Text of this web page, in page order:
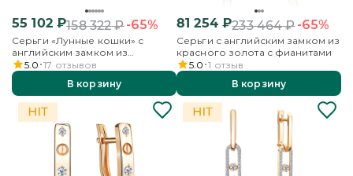
55 102₽158 322₽-65%
Серьги «Лунные кошки» с
английским замком из
красного золота с фианитом
5.0 17 отзывов
В корзину
81 254₽233 464₽-65%
Серьги с английским замком из
красного золота с фианитами
5.0 1 отзыв
В корзину